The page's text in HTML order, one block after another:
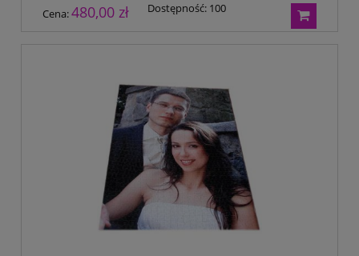
Cena:480,00 zł Dostępność: 100